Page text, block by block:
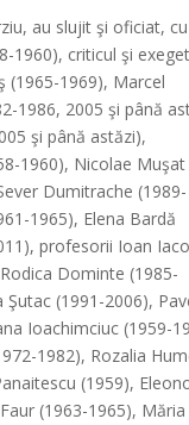
au slujit şi oficiat, cu
1960), criticul şi
(1965-1969), Marcel
1986, 2005 şi până
şi până astăzi),
1960), Nicolae Muşat
Dumitrache (1989-
1965), Elena Bardă
profesorii Ioan
Dominte (1985-
(1991-2006),
Ioachimciuc (1959-
1982), Rozalia
(1959),
(1963-1965), Măria